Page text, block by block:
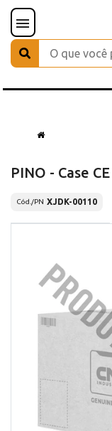
PINO - Case CE
Cód./PN XJDK-00110